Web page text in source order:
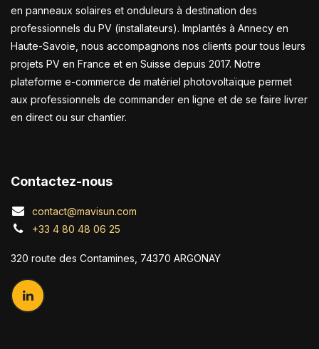
en panneaux solaires et onduleurs à destination des
professionnels du PV (installateurs). Implantés à Annecy en
Haute-Savoie, nous accompagnons nos clients pour tous leurs
projets PV en France et en Suisse depuis 2017. Notre
plateforme e-commerce de matériel photovoltaïque permet
aux professionnels de commander en ligne et de se faire livrer
en direct ou sur chantier.
Contactez-nous
contact@mavisun.com
+33 4 80 48 06 25
320 route des Contamines, 74370 ARGONAY